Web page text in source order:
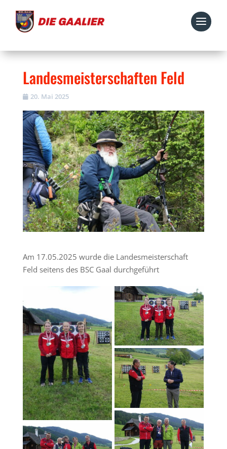
Landesmeisterschaften Feld
20. Mai 2025
Am 17.05.2025 wurde die Landesmeisterschaft
Feld seitens des BSC Gaal durchgeführt